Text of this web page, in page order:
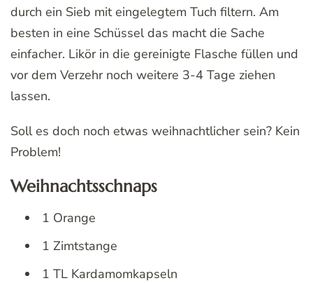
durch ein Sieb mit eingelegtem Tuch filtern. Am
besten in eine Schüssel das macht die Sache
einfacher. Likör in die gereinigte Flasche füllen und
vor dem Verzehr noch weitere 3-4 Tage ziehen
lassen.
Soll es doch noch etwas weihnachtlicher sein? Kein
Problem!
Weihnachtsschnaps
1 Orange
1 Zimtstange
1 TL Kardamomkapseln